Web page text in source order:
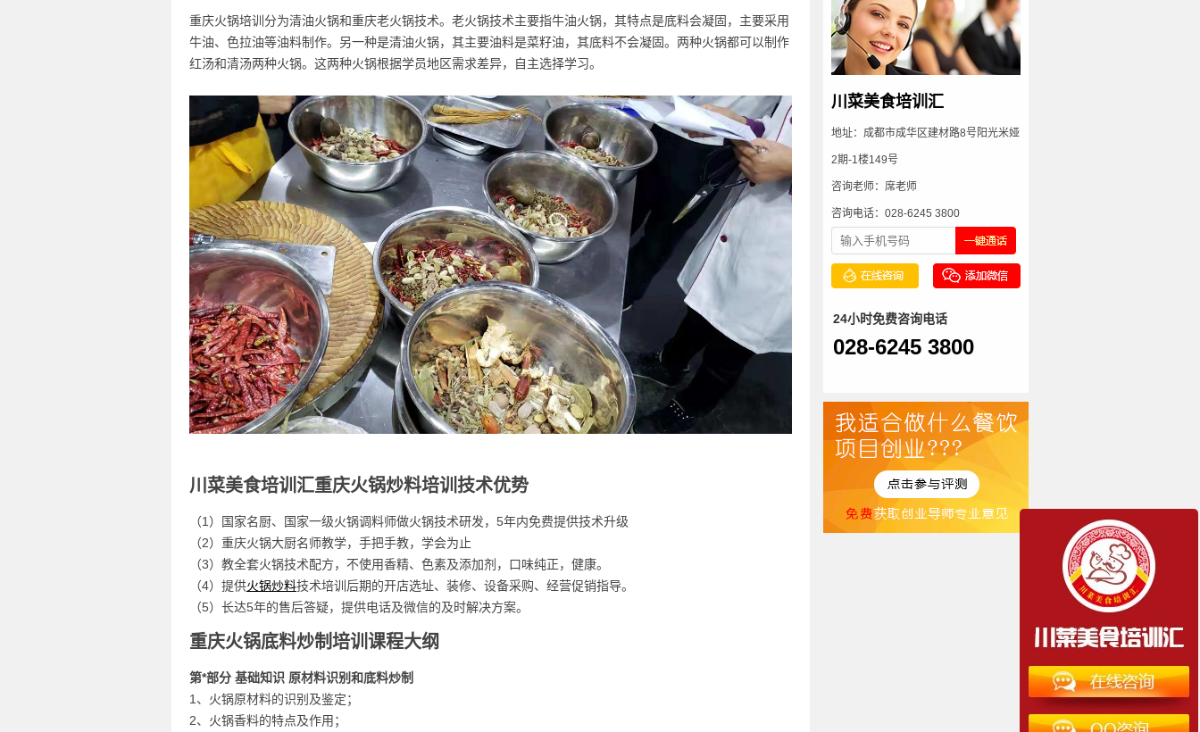
川菜美食培训汇
地址：成都市成华区建材路8号阳光米娅
2期-1楼149号
咨询老师：席老师
咨询电话：028-6245 3800
24小时免费咨询电话
028-6245 3800
重庆火锅培训分为清油火锅和重庆老火锅技术。老火锅技术主要指牛油火锅，其特点是底料会凝固，主要采用
牛油、色拉油等油料制作。另一种是清油火锅，其主要油料是菜籽油，其底料不会凝固。两种火锅都可以制作
红汤和清汤两种火锅。这两种火锅根据学员地区需求差异，自主选择学习。
川菜美食培训汇重庆火锅炒料培训技术优势
（1）国家名厨、国家一级火锅调料师做火锅技术研发，5年内免费提供技术升级
（2）重庆火锅大厨名师教学，手把手教，学会为止
（3）教全套火锅技术配方，不使用香精、色素及添加剂，口味纯正，健康。
（4）提供火锅炒料技术培训后期的开店选址、装修、设备采购、经营促销指导。
（5）长达5年的售后答疑，提供电话及微信的及时解决方案。
重庆火锅底料炒制培训课程大纲
第*部分 基础知识 原材料识别和底料炒制
1、火锅原材料的识别及鉴定；
2、火锅香料的特点及作用；